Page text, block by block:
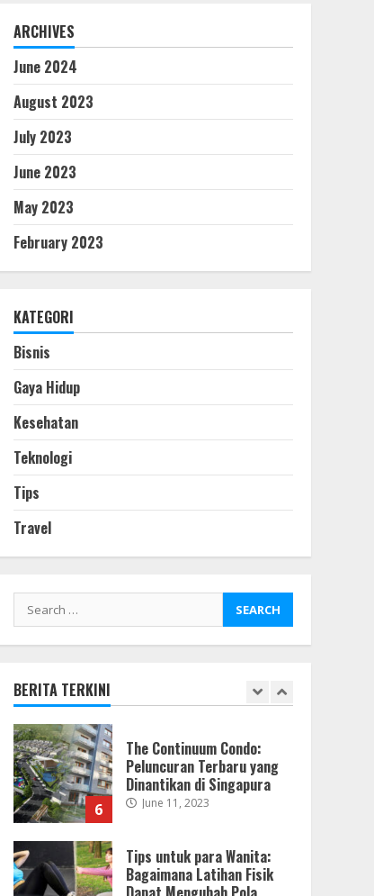
ARCHIVES
June 2024
August 2023
July 2023
June 2023
May 2023
February 2023
KATEGORI
Bisnis
Gaya Hidup
Kesehatan
Teknologi
Tips
Travel
Search
for:
BERITA TERKINI
Lantai Epoxy Basement
Cara Pemasangan
2
dengan Fisioterapi
June 22, 2023
6
The Continuum Condo:
Peluncuran Terbaru yang
7
Tips untuk para Wanita:
Bagaimana Latihan Fisik
Dapat Mengubah Pola
Hidup
June 9, 2023
Lantai Epoxy Basement
Kelebihan, Kekurangan dan